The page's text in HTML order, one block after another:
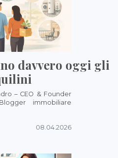
davvero oggi gli
– CEO & Founder
immobiliare
08.04.2026